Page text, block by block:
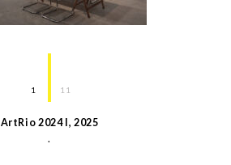
1 11
ArtRio 2024 I , 2025
.